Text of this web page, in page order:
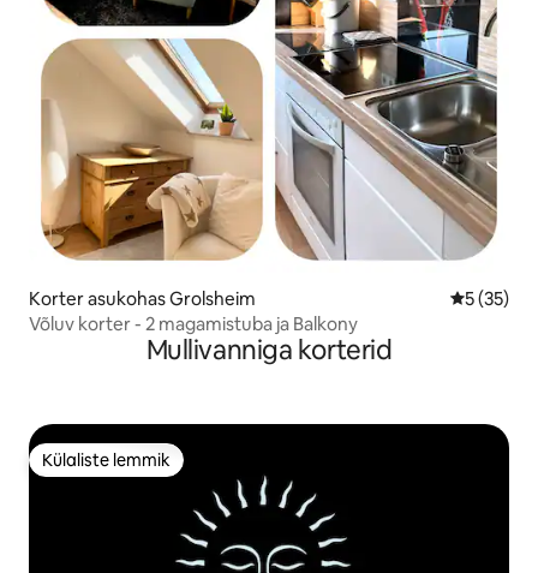
Korter asukohas Grolsheim Keskmine
5 (35)
Võluv korter - 2 magamistuba ja Balkony
Mullivanniga korterid
Külaliste lemmik
Külaliste lemmik